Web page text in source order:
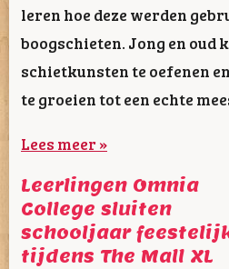
leren hoe deze werden
boogschieten. Jong en oud
schietkunsten te oefenen
te groeien tot een echte
Lees meer »
Leerlingen Omnia
College sluiten
schooljaar
tijdens The Mall XL